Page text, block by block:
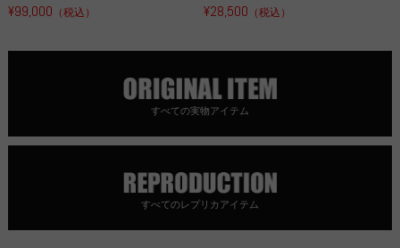
¥99,000 （税込） ¥28,500 （税込）
すべての実物アイテム
すべてのレプリカアイテム